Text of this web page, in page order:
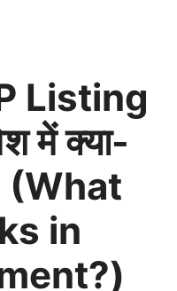
Listing
में क्या-
(What
in